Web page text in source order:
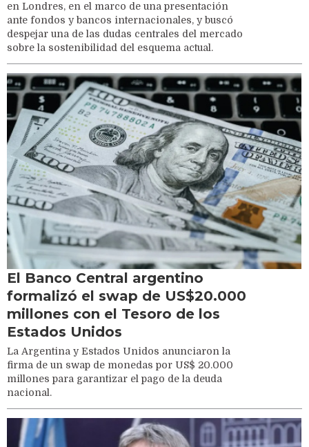
en Londres, en el marco de una presentación
ante fondos y bancos internacionales, y buscó
despejar una de las dudas centrales del mercado
sobre la sostenibilidad del esquema actual.
El Banco Central argentino
formalizó el swap de US$20.000
millones con el Tesoro de los
Estados Unidos
La Argentina y Estados Unidos anunciaron la
firma de un swap de monedas por US$ 20.000
millones para garantizar el pago de la deuda
nacional.